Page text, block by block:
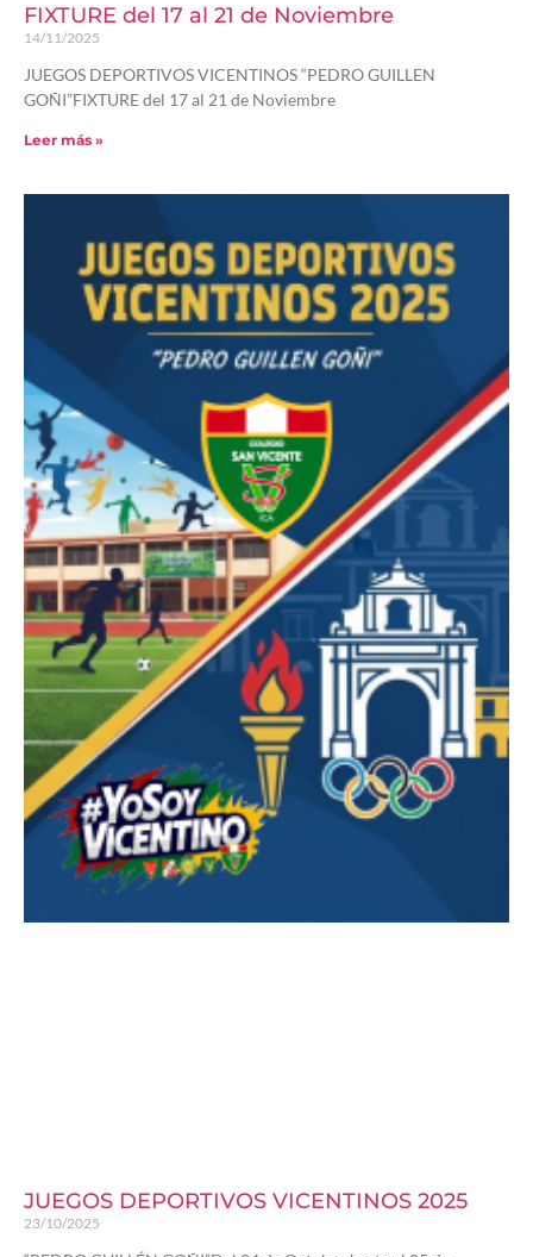
FIXTURE del 17 al 21 de Noviembre
14/11/2025
JUEGOS DEPORTIVOS VICENTINOS “PEDRO GUILLEN
GOÑI”FIXTURE del 17 al 21 de Noviembre
Leer más »
JUEGOS DEPORTIVOS VICENTINOS 2025
23/10/2025